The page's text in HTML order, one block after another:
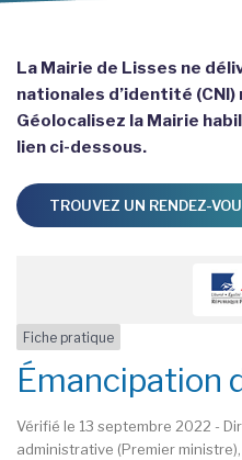
La Mairie de Lisses ne
nationales d’identité
Géolocalisez la Mairie
lien ci-dessous.
TROUVEZ UN RENDEZ-
Fiche pratique
Émancipation
Vérifié le 13 septembre 2022 -
administrative (Premier